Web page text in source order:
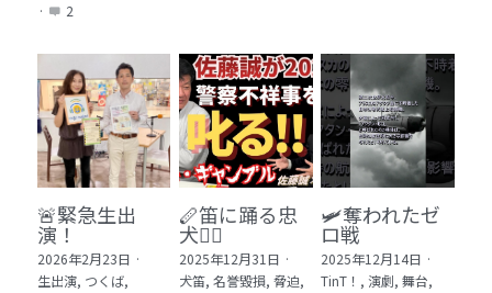
·
2
🚨緊急生出
演！
2026年2月23日 ·
生出演, つくば,
🪈笛に踊る忠
犬🐕‍🦺
2025年12月31日 ·
犬笛, 名誉毀損, 脅迫,
🛩️奪われたゼ
ロ戦
2025年12月14日 ·
TinT！, 演劇, 舞台,